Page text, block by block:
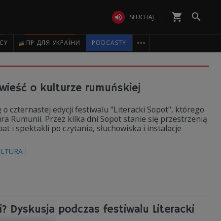
 SŁUCHAJ shopping_cart 
ПР ДЛЯ УКРАЇНИ PODCASTY 
o kulturze rumuńskiej
czternastej edycji festiwalu "Literacki Sopot", którego
Rumunii. Przez kilka dni Sopot stanie się przestrzenią
i spektakli po czytania, słuchowiska i instalacje
Dyskusja podczas festiwalu Literacki